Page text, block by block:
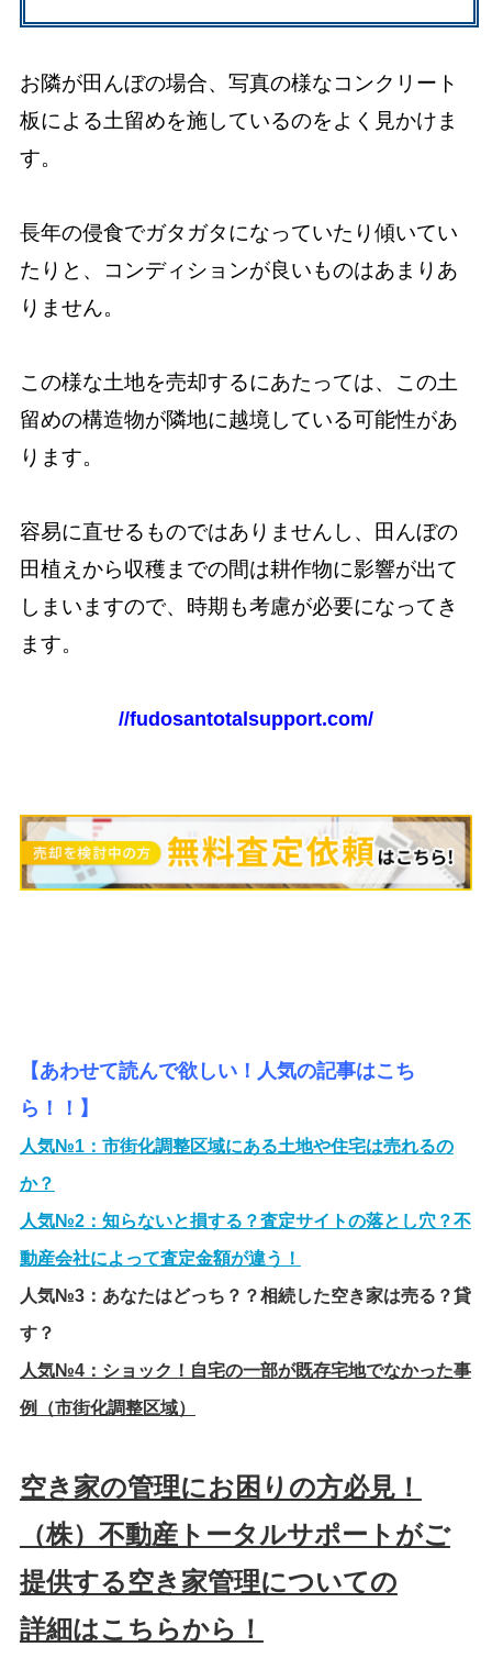
お隣が田んぼの場合、写真の様なコンクリート
板による土留めを施しているのをよく見かけま
す。
長年の侵食でガタガタになっていたり傾いてい
たりと、コンディションが良いものはあまりあ
りません。
この様な土地を売却するにあたっては、この土
留めの構造物が隣地に越境している可能性があ
ります。
容易に直せるものではありませんし、田んぼの
田植えから収穫までの間は耕作物に影響が出て
しまいますので、時期も考慮が必要になってき
ます。
//fudosantotalsupport.com/
【あわせて読んで欲しい！人気の記事はこち
ら！！】
人気№1： 市街化調整区域にある土地や住宅は売れるの
か？
人気№2： 知らないと損する？査定サイトの落とし穴？不
動産会社によって査定金額が違う！
人気№3： あなたはどっち？？相続した空き家は売る？貸
す？
人気№4： ショック！自宅の一部が既存宅地でなかった事
例（市街化調整区域）
空き家の管理にお困りの方必見！
（株）不動産トータルサポートがご
提供する空き家管理についての
詳細はこちらから！